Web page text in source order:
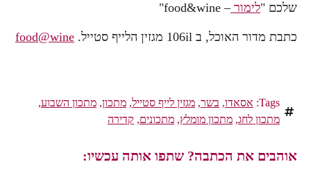
שלכם "לימור– food&wine"
כתבת מדור האוכל, ב 106il מגזין הלייף סטייל. food@wine
Tags: אסאדו, בשר, מגזין לייף סטייל, מתכון, מתכון השבוע,
מתכון לחג, מתכון מומלץ, מתכונים, קדירה
אוהבים את הכתבה? שתפו אותה עכשיו: